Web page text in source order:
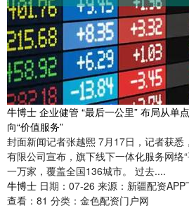
牛博士 企业健管 “最后一公里” 布局从单
向“价值服务”
封面新闻记者张越熙 7月17日，记者获悉
有限公司宣布，旗下线下一体化服务网络
一万家，覆盖全国136城市。 过去....
牛博士 日期：07-26 来源：新疆配资APP
查看： 81 分类： 金色配资门户网